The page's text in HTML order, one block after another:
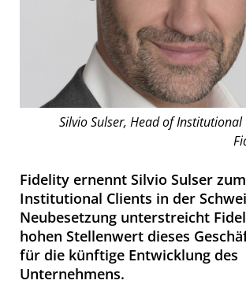
Silvio Sulser, Head of Institutional
Fidelity ernennt Silvio Sulser
Institutional Clients in der
Neubesetzung unterstreicht
hohen Stellenwert dieses
für die künftige Entwicklung des
Unternehmens.